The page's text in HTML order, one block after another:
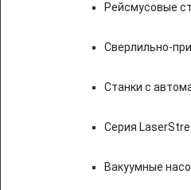
Рейсмусовые
Сверлильно-
Станки с
Серия
Вакуумные